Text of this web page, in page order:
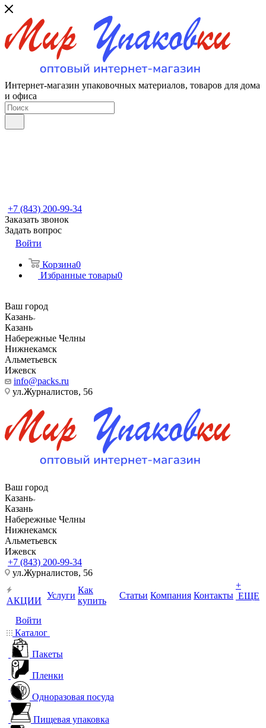
Интернет-магазин упаковочных материалов, товаров для дома
и офиса
+7 (843) 200-99-34
Заказать звонок
Задать вопрос
Войти
Корзина0
Избранные товары0
Ваш город
Казань
Казань
Набережные Челны
Нижнекамск
Альметьевск
Ижевск
info@packs.ru
ул.Журналистов, 56
Ваш город
Казань
Казань
Набережные Челны
Нижнекамск
Альметьевск
Ижевск
+7 (843) 200-99-34
ул.Журналистов, 56
АКЦИИ
Услуги
Как
купить
Статьи Компания Контакты
+
ЕЩЕ
Войти
Каталог
Пакеты
Пленки
Одноразовая посуда
Пищевая упаковка